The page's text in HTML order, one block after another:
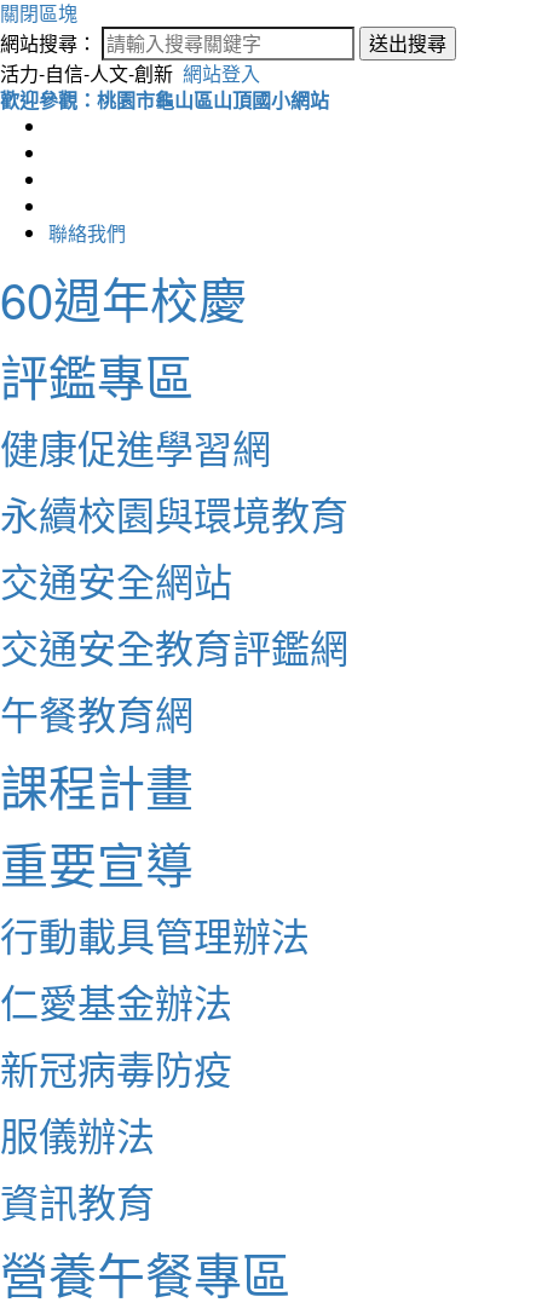
關閉區塊
網站搜尋：
送出搜尋
活力-自信-人文-創新 網站登入
歡迎參觀：桃園市龜山區山頂國小網站
聯絡我們
60週年校慶
評鑑專區
健康促進學習網
永續校園與環境教育
交通安全網站
交通安全教育評鑑網
午餐教育網
課程計畫
重要宣導
行動載具管理辦法
仁愛基金辦法
新冠病毒防疫
服儀辦法
資訊教育
營養午餐專區